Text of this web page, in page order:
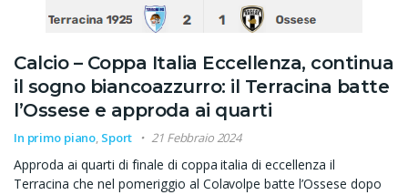
Calcio – Coppa Italia Eccellenza, continua
il sogno biancoazzurro: il Terracina batte
l’Ossese e approda ai quarti
In primo piano, Sport 21 Febbraio 2024
Approda ai quarti di finale di coppa italia di eccellenza il
Terracina che nel pomeriggio al Colavolpe batte l’Ossese dopo